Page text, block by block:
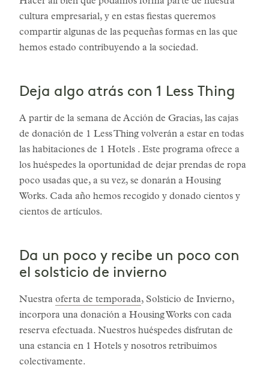
cultura empresarial, y en estas fiestas queremos
compartir algunas de las pequeñas formas en las que
hemos estado contribuyendo a la sociedad.
Deja algo atrás con 1 Less Thing
A partir de la semana de Acción de Gracias, las cajas
de donación de 1 Less Thing volverán a estar en todas
las habitaciones de 1 Hotels . Este programa ofrece a
los huéspedes la oportunidad de dejar prendas de ropa
poco usadas que, a su vez, se donarán a Housing
Works. Cada año hemos recogido y donado cientos y
cientos de artículos.
Da un poco y recibe un poco con
el solsticio de invierno
Nuestra oferta de temporada, Solsticio de Invierno,
incorpora una donación a Housing Works con cada
reserva efectuada. Nuestros huéspedes disfrutan de
una estancia en 1 Hotels y nosotros retribuimos
colectivamente.